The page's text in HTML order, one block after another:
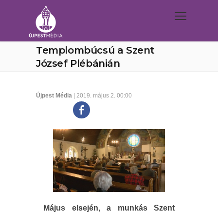
Templombúcsú a Szent
József Plébánián
Újpest Média | 2019. május 2. 00:00
Május elsején, a munkás Szent